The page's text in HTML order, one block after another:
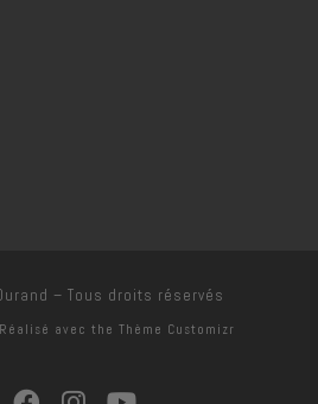
– Tous droits réservés
avec the Thème Customizr